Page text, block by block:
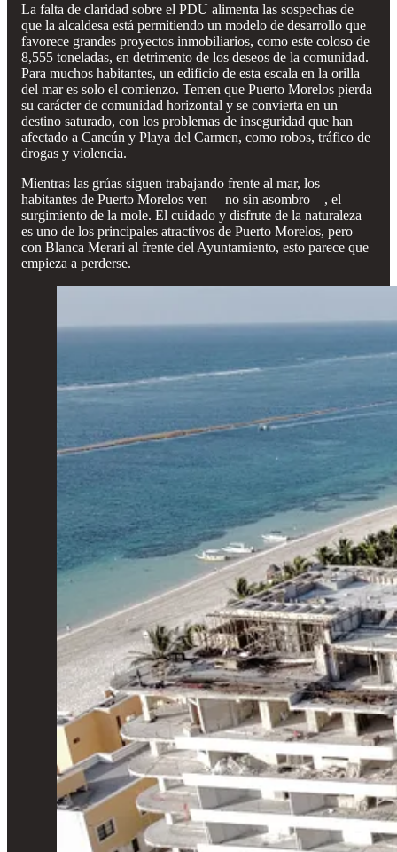
La falta de claridad sobre el PDU alimenta las sospechas de
que la alcaldesa está permitiendo un modelo de desarrollo que
favorece grandes proyectos inmobiliarios, como este coloso de
8,555 toneladas, en detrimento de los deseos de la comunidad.
Para muchos habitantes, un edificio de esta escala en la orilla
del mar es solo el comienzo. Temen que Puerto Morelos pierda
su carácter de comunidad horizontal y se convierta en un
destino saturado, con los problemas de inseguridad que han
afectado a Cancún y Playa del Carmen, como robos, tráfico de
drogas y violencia.
Mientras las grúas siguen trabajando frente al mar, los
habitantes de Puerto Morelos ven —no sin asombro—, el
surgimiento de la mole. El cuidado y disfrute de la naturaleza
es uno de los principales atractivos de Puerto Morelos, pero
con Blanca Merari al frente del Ayuntamiento, esto parece que
empieza a perderse.